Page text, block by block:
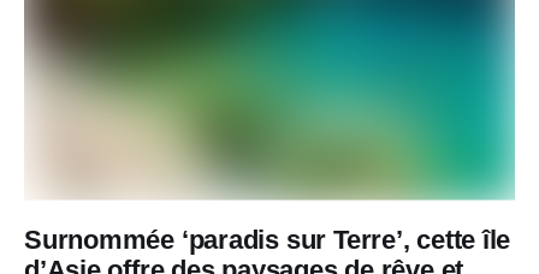
Surnommée ‘paradis sur Terre’, cette île